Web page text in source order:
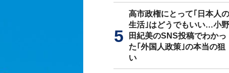
高市政権にとって｢日本人の
生活｣はどうでもいい…小野
田紀美のSNS投稿でわかっ
た｢外国人政策｣の本当の狙
い